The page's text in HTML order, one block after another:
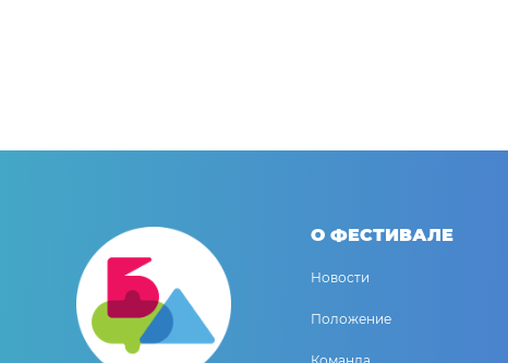
О ФЕСТИВАЛЕ
Новости
Положение